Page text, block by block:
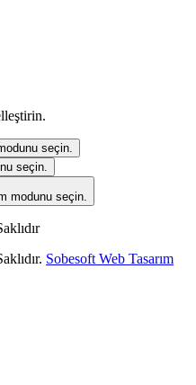
seçin.
seçin.
modunu seçin.
Sobesoft Web Tasarım